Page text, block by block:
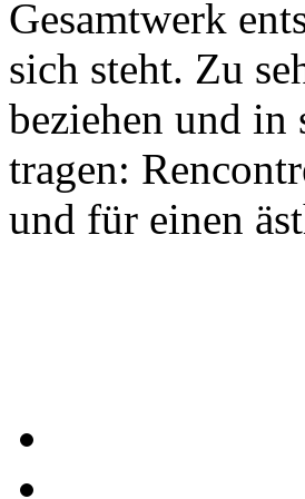
Gesamtwerk
sich steht. Zu
beziehen und in
tragen:
und für einen